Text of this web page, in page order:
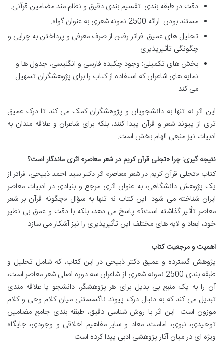
دقت در طبقه بندی: تقسیم بندی دقیق و نظام مند مضامین قرآنی.
مستند بودن: ارائه 2500 نمونه شعری به عنوان گواه.
تحلیل های عمیق: فراتر رفتن از صرف معرفی و پرداختن به چرایی و
چگونگی تأثیرپذیری.
بخش های تکمیلی: وجود چکیده فارسی و انگلیسی، جدول ها و
نمایه های شاعران که استفاده از کتاب را برای پژوهشگران تسهیل
می کند.
این اثر نه تنها به دانشجویان و پژوهشگران کمک می کند تا درک عمیق
تری از پیوند شعر و قرآن پیدا کنند، بلکه برای شاعران و علاقه مندان به
ادبیات نیز منبعی الهام بخش است.
نتیجه گیری: چرا «تجلی قرآن کریم در شعر معاصر» اثری ماندگار است؟
کتاب «تجلی قرآن کریم در شعر معاصر» اثر دکتر سید احمد ذبیحی، فراتر از
یک پژوهش دانشگاهی، به عنوان اثری مرجع و بنیادی در ادبیات معاصر
ایران شناخته می شود. این کتاب نه تنها به سؤال «چگونه قرآن بر شعر
معاصر تأثیر گذاشته است؟» پاسخ می دهد، بلکه با دقت و عمق بی نظیر
خود، ابعاد و لایه های مختلف این تأثیرپذیری را نیز آشکار می سازد.
اهمیت و مرجعیت کتاب
پژوهش گسترده و عمیق دکتر ذبیحی در این کتاب، که شامل تحلیل و
طبقه بندی 2500 نمونه شعری از شاعران سه دوره اصلی شعر معاصر است،
آن را به یک منبع بی بدیل برای هر پژوهشگر، دانشجو یا علاقه مندی
تبدیل می کند که به دنبال درک پیوند ناگسستنی میان کلام وحی و کلام
موزون است. این اثر با روش شناسی دقیق، طبقه بندی جامع مضامین
توحیدی، نبوی، امامت، معاد و سایر مفاهیم اخلاقی و وجودی، جایگاه
ویژه ای در میان آثار پژوهشی ادبی پیدا کرده است.